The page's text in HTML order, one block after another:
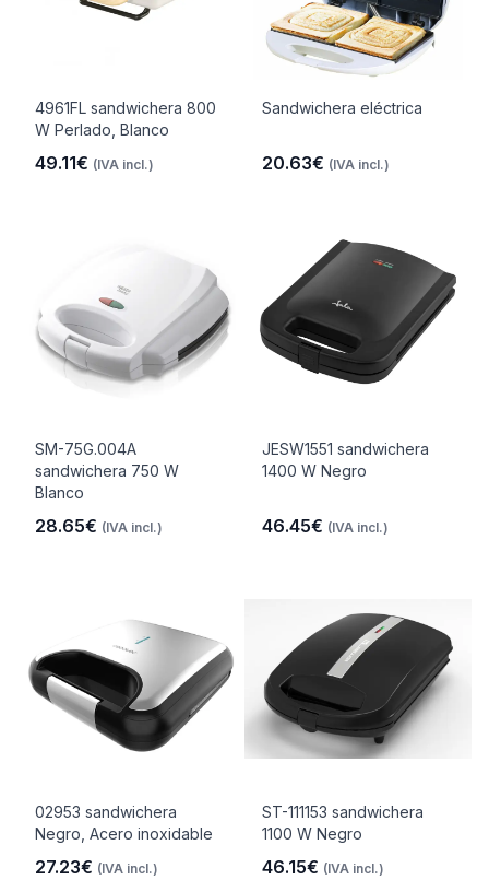
4961FL sandwichera 800
W Perlado, Blanco
49.11€ (IVA incl.)
Sandwichera eléctrica
20.63€ (IVA incl.)
SM-75G.004A
sandwichera 750 W
Blanco
28.65€ (IVA incl.)
JESW1551 sandwichera
1400 W Negro
46.45€ (IVA incl.)
02953 sandwichera
Negro, Acero inoxidable
27.23€ (IVA incl.)
ST-111153 sandwichera
1100 W Negro
46.15€ (IVA incl.)